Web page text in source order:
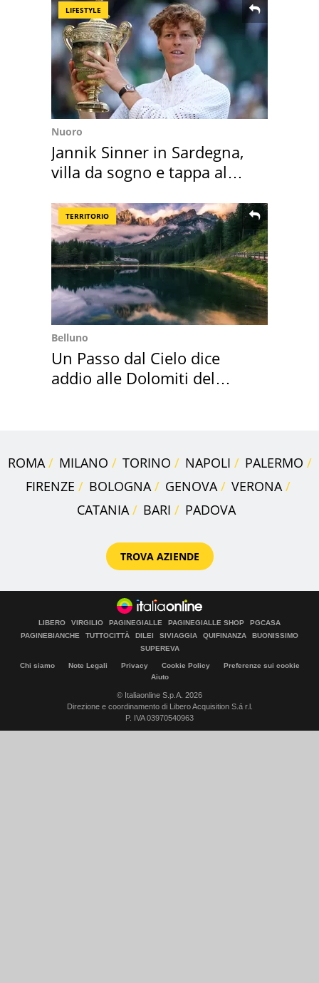
LIFESTYLE
Nuoro
Jannik Sinner in Sardegna,
villa da sogno e tappa al
TERRITORIO
Belluno
Un Passo dal Cielo dice
addio alle Dolomiti del
ROMA MILANO TORINO NAPOLI
PALERMO
FIRENZE
BOLOGNA GENOVA
VERONA
CATANIA
BARI PADOVA
TROVA AZIENDE
LIBERO VIRGILIO PAGINEGIALLE PAGINEGIALLE SHOP
PGCASA
PAGINEBIANCHE
TUTTOCITTÀ DILEI SIVIAGGIA QUIFINANZA
BUONISSIMO
SUPEREVA
Chi siamo Note Legali Privacy Cookie Policy
Preferenze sui cookie
Aiuto
© Italiaonline S.p.A. 2026
Direzione e coordinamento di Libero Acquisition S.á r.l.
P. IVA 03970540963